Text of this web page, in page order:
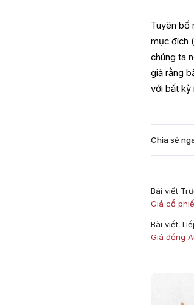
Tuyên bố
mục đích
chúng ta
giả rằng
với bất kỳ
Chia sẻ
Bài viết
Giá cổ
Bài viết
Giá đồng